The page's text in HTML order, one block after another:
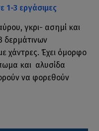
1-3 εργάσιμες
γκρι- ασημί και
δερμάτινων
χάντρες. Έχει όμορφο
και αλυσίδα
να φορεθούν